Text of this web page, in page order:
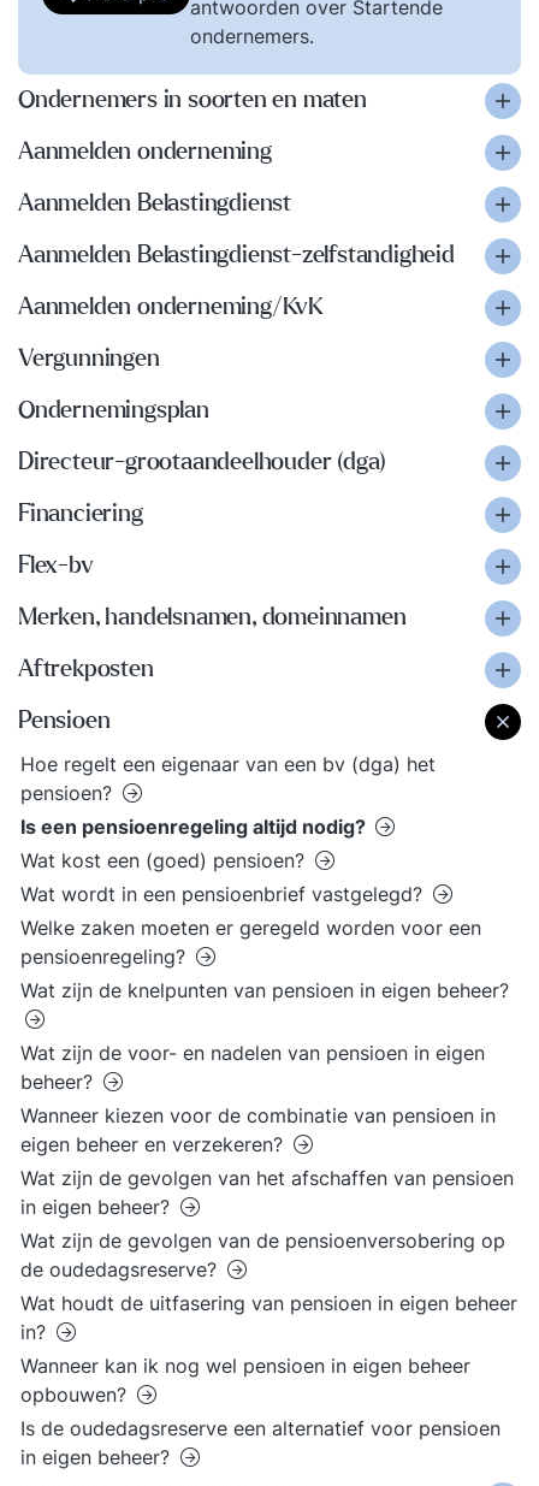
antwoorden over Startende
ondernemers.
Ondernemers in soorten en maten
Aanmelden onderneming
Aanmelden Belastingdienst
Aanmelden Belastingdienst-zelfstandigheid
Aanmelden onderneming/KvK
Vergunningen
Ondernemingsplan
Directeur-grootaandeelhouder (dga)
Financiering
Flex-bv
Merken, handelsnamen, domeinnamen
Aftrekposten
Pensioen
Hoe regelt een eigenaar van een bv (dga) het
pensioen?
Is een pensioenregeling altijd nodig?
Wat kost een (goed) pensioen?
Wat wordt in een pensioenbrief vastgelegd?
Welke zaken moeten er geregeld worden voor een
pensioenregeling?
Wat zijn de knelpunten van pensioen in eigen beheer?
Wat zijn de voor- en nadelen van pensioen in eigen
beheer?
Wanneer kiezen voor de combinatie van pensioen in
eigen beheer en verzekeren?
Wat zijn de gevolgen van het afschaffen van pensioen
in eigen beheer?
Wat zijn de gevolgen van de pensioenversobering op
de oudedagsreserve?
Wat houdt de uitfasering van pensioen in eigen beheer
in?
Wanneer kan ik nog wel pensioen in eigen beheer
opbouwen?
Is de oudedagsreserve een alternatief voor pensioen
in eigen beheer?